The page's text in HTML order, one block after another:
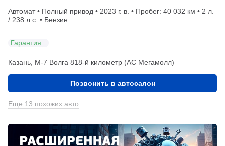
Автомат • Полный привод • 2023 г. в. • Пробег: 40 032 км • 2 л.
/ 238 л.с. • Бензин
Гарантия
Казань, М-7 Волга 818-й километр (АС Мегамолл)
Позвонить в автосалон
Еще 13 похожих авто